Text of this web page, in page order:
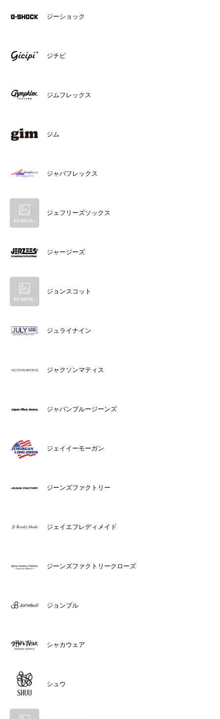
ジーショック
ジチピ
ジムフレックス
ジム
ジャバフレックス
ジェフリーズソックス
ジャージーズ
ジョンスコット
ジュライナイン
ジャクソンマティス
ジャパンブルージーンズ
ジェイイーモーガン
ジーンズファクトリー
ジェイエフレディメイド
ジーンズファクトリークローズ
ジョンブル
シャカウェア
シュウ